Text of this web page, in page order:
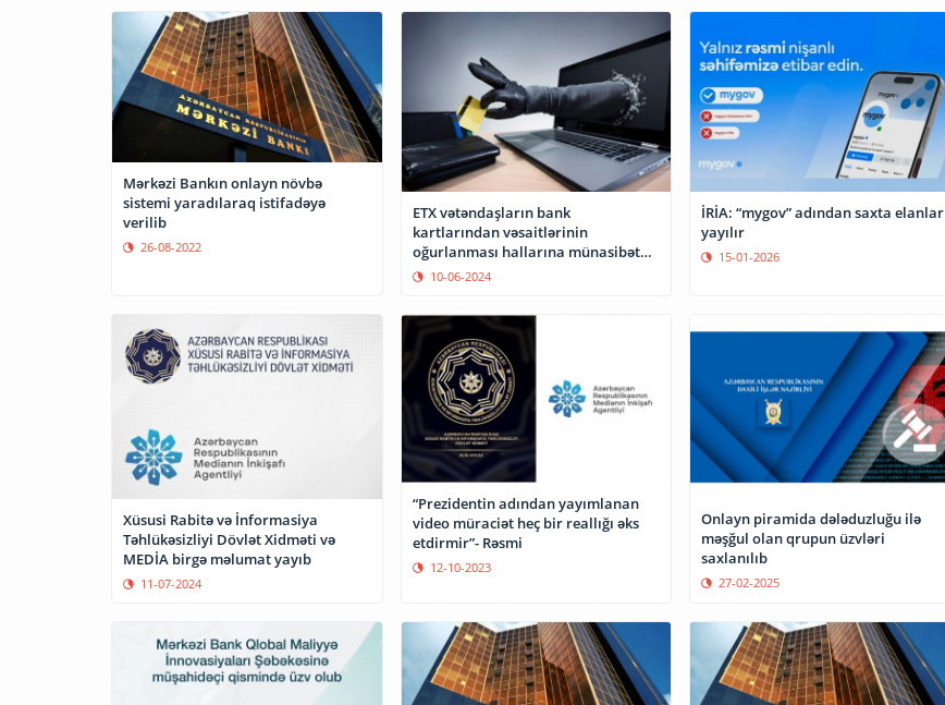
Mərkəzi Bankın onlayn növbə
sistemi yaradılaraq istifadəyə
verilib
26-08-2022
ETX vətəndaşların bank
kartlarından vəsaitlərinin
oğurlanması hallarına münasibət
bildirib
10-06-2024
İRİA: “mygov” adından saxta elanlar
yayılır
15-01-2026
Xüsusi Rabitə və İnformasiya
Təhlükəsizliyi Dövlət Xidməti və
MEDİA birgə məlumat yayıb
11-07-2024
“Prezidentin adından yayımlanan
video müraciət heç bir reallığı əks
etdirmir”- Rəsmi
12-10-2023
Onlayn piramida dələduzluğu ilə
məşğul olan qrupun üzvləri
saxlanılıb
27-02-2025